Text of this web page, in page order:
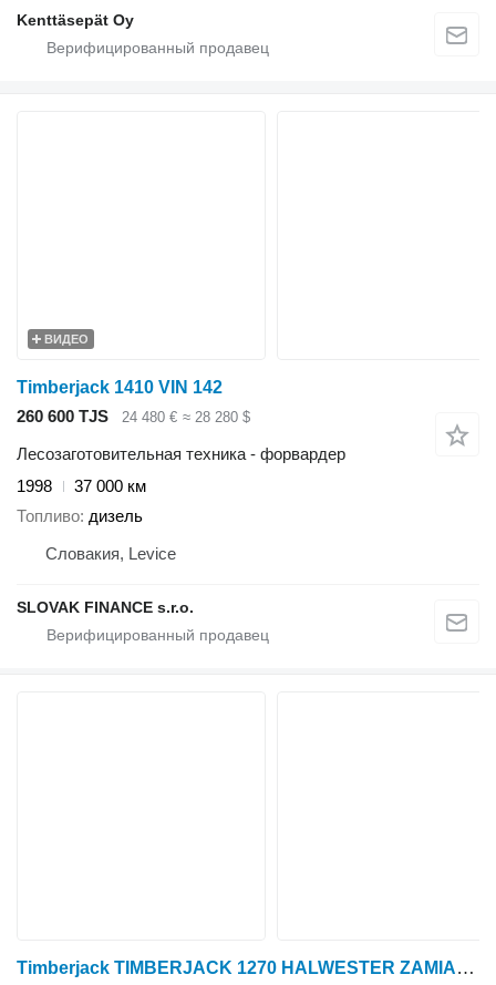
Kenttäsepät Oy
ВИДЕО
Timberjack 1410 VIN 142
260 600 TJS
24 480 € ≈ 28 280 $
Лесозаготовительная техника - форвардер
1998
37 000 км
Топливо дизель
Словакия, Levice
SLOVAK FINANCE s.r.o.
Timberjack TIMBERJACK 1270 HALWESTER ZAMIANA